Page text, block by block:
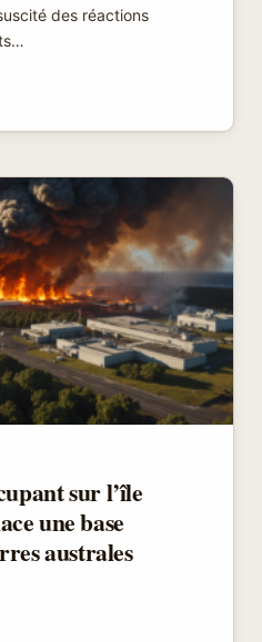
des réactions
sur l’île
une base
australes